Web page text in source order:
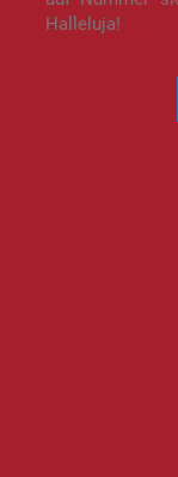
Halleluja!